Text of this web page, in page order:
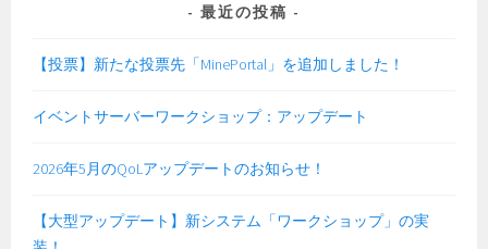
最近の投稿
【投票】新たな投票先「MinePortal」を追加しました！
イベントサーバーワークショップ：アップデート
2026年5月のQoLアップデートのお知らせ！
【大型アップデート】新システム「ワークショップ」の実